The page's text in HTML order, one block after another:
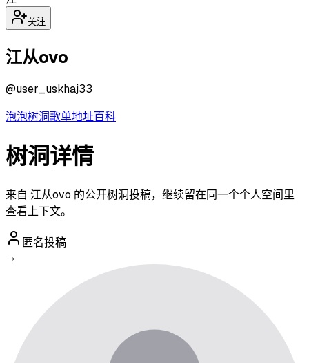
关注
江从ovo
@user_uskhaj33
泡泡树洞歌单地址百科
树洞详情
来自 江从ovo 的公开树洞投稿，继续留在同一个个人空间里
查看上下文。
匿名投稿
→